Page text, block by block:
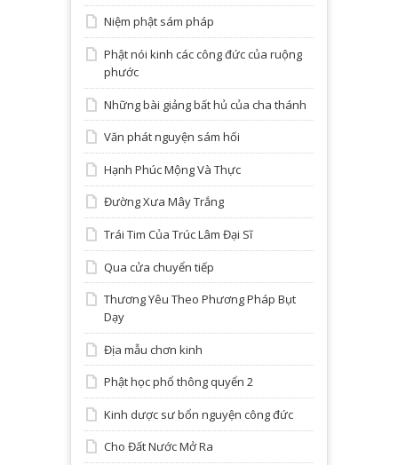
Niệm phật sám pháp
Phật nói kinh các công đức của ruộng
phước
Những bài giảng bất hủ của cha thánh
Văn phát nguyện sám hối
Hạnh Phúc Mộng Và Thực
Đường Xưa Mây Trắng
Trái Tim Của Trúc Lâm Đại Sĩ
Qua cửa chuyển tiếp
Thương Yêu Theo Phương Pháp Bụt
Dạy
Địa mẫu chơn kinh
Phật học phổ thông quyển 2
Kinh dược sư bổn nguyện công đức
Cho Đất Nước Mở Ra